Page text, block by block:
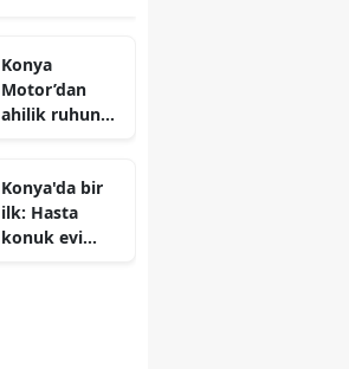
Konya
Motor’dan
ahilik ruhunu
“Mesleki Silsile
Toplantısı”
Konya'da bir
ilk: Hasta
konuk evi